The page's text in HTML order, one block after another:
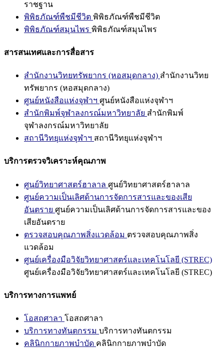
ราชฐาน
พิพิธภัณฑ์พืชมีชีวิต พิพิธภัณฑ์พืชมีชีวิต
พิพิธภัณฑ์สมุนไพร พิพิธภัณฑ์สมุนไพร
สารสนเทศและการสื่อสาร
สำนักงานวิทยทรัพยากร (หอสมุดกลาง) สำนักงานวิทย
ทรัพยากร (หอสมุดกลาง)
ศูนย์หนังสือแห่งจุฬาฯ ศูนย์หนังสือแห่งจุฬาฯ
สำนักพิมพ์จุฬาลงกรณ์มหาวิทยาลัย สำนักพิมพ์
จุฬาลงกรณ์มหาวิทยาลัย
สถานีวิทยุแห่งจุฬาฯ สถานีวิทยุแห่งจุฬาฯ
บริการตรวจวิเคราะห์คุณภาพ
ศูนย์วิทยาศาสตร์ฮาลาล ศูนย์วิทยาศาสตร์ฮาลาล
ศูนย์ความเป็นเลิศด้านการจัดการสารและของเสีย
อันตราย ศูนย์ความเป็นเลิศด้านการจัดการสารและของ
เสียอันตราย
ตรวจสอบคุณภาพสิ่งแวดล้อม ตรวจสอบคุณภาพสิ่ง
แวดล้อม
ศูนย์เครื่องมือวิจัยวิทยาศาสตร์และเทคโนโลยี (STREC)
ศูนย์เครื่องมือวิจัยวิทยาศาสตร์และเทคโนโลยี (STREC)
บริการทางการแพทย์
โอสถศาลา โอสถศาลา
บริการทางทันตกรรม บริการทางทันตกรรม
คลินิกกายภาพบำบัด คลินิกกายภาพบำบัด